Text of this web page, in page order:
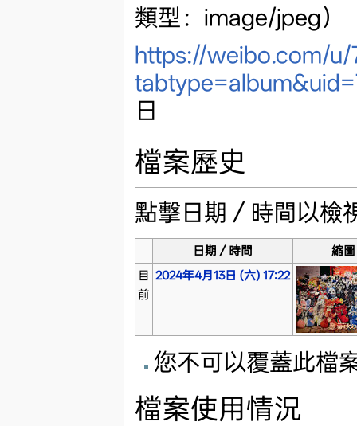
類型：image/jpeg）
https://weibo.com/
日
檔案歷史
點擊日期／時間以檢
日期／時間
縮圖
目
前
2024年4月13日 (六) 17:22
您不可以覆蓋此檔
檔案使用情況